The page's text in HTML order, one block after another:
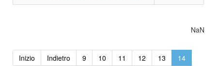
NaN
Inizio Indietro 9 10 11 12 13
14